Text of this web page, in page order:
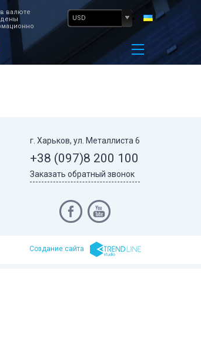
валюте
USD
г. Харьков, ул. Металлиста 6
+38 (097)8 200 100
Заказать обратный звонок
Cоздание сайта